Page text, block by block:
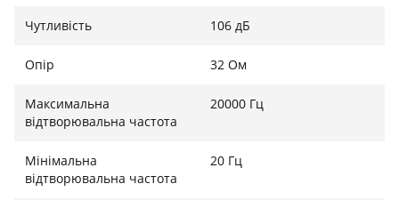
* Підтримка кодека LHDC залежить від сумісності з
конкретними моделями смартфонів.
Інтелектуальна голосова активація, що
відповідає на кожен запит користувача
Технологія придушення навколишнього шуму
ENC
Не бійтеся перешкод
Чутливість 106 дБ
Опір 32 Ом
Максимальна
відтворювальна частота
20000 Гц
Мінімальна
відтворювальна частота
20 Гц